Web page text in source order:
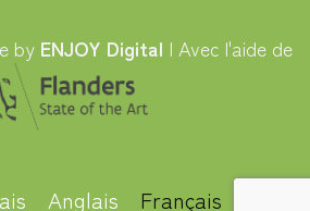
by ENJOY Digital | Avec l'aide de
Anglais Français